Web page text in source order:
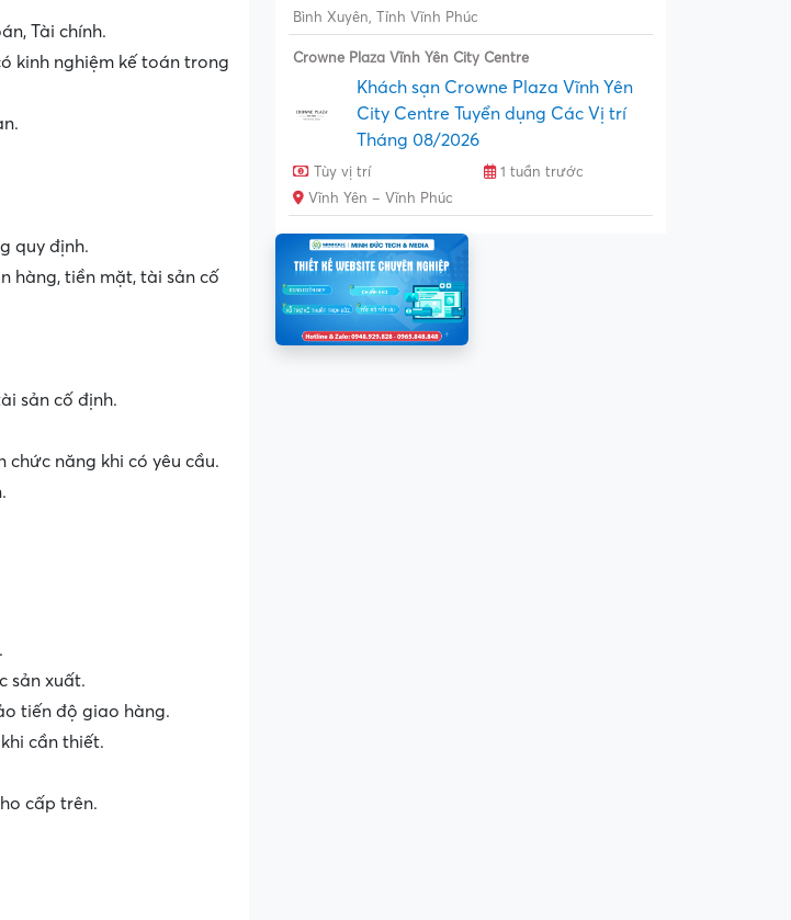
Tài chính.
kinh nghiệm kế toán trong
quy định.
hàng, tiền mặt, tài sản cố
sản cố định.
chức năng khi có yêu cầu.
sản xuất.
tiến độ giao hàng.
cần thiết.
cấp trên.
Bình Xuyên, Tỉnh Vĩnh Phúc
Crowne Plaza Vĩnh Yên City Centre
Khách sạn Crowne Plaza Vĩnh Yên
City Centre Tuyển dụng Các Vị trí
Tháng 08/2026
Tùy vị trí
1 tuần trước
Vĩnh Yên – Vĩnh Phúc